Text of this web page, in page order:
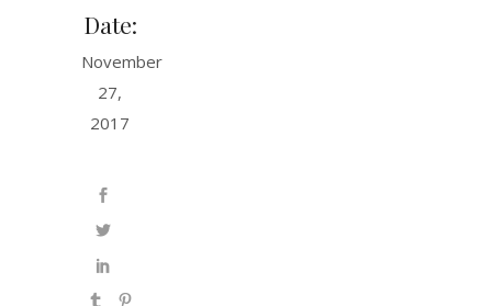
Date:
November
27,
2017